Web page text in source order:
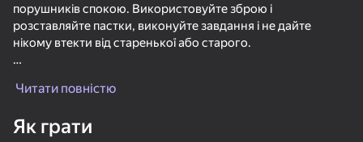
Мертвый лес. Хоррор мультиплеер
порушників спокою. Використовуйте зброю і
розставляйте пастки, виконуйте завдання і не дайте
нікому втекти від старенької або старого.
захоплюючих головоломок. Крім того, гра унікальна тим,
створює атмосферу страху та кошмару для ворога.
Читати повністю
Як грати